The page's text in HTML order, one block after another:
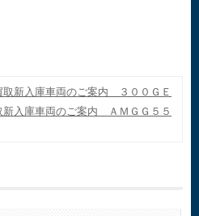
取新入庫車両のご案内 ３００ＧＥ
新入庫車両のご案内 ＡＭＧＧ５５